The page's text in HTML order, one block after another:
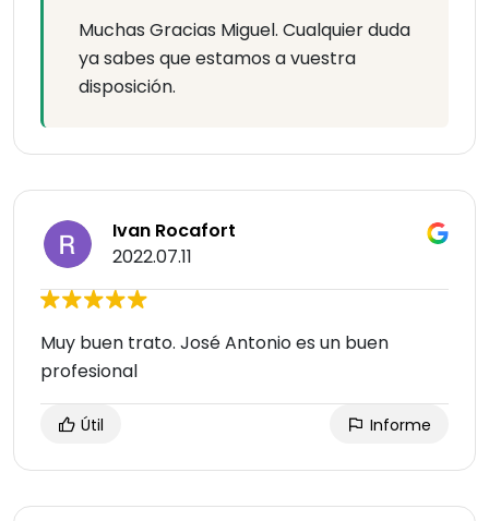
Muchas Gracias Miguel. Cualquier duda
ya sabes que estamos a vuestra
disposición.
Ivan Rocafort
2022.07.11
Muy buen trato. José Antonio es un buen
profesional
Útil Informe